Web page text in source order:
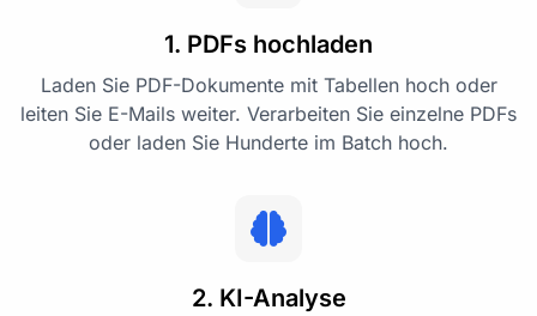
1. PDFs hochladen
Laden Sie PDF-Dokumente mit Tabellen hoch oder
leiten Sie E-Mails weiter. Verarbeiten Sie einzelne PDFs
oder laden Sie Hunderte im Batch hoch.
2. KI-Analyse